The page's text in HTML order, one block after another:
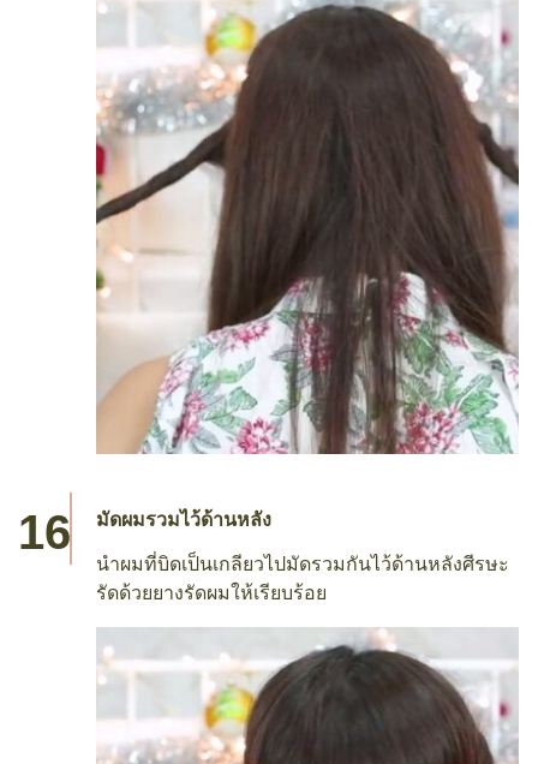
มัดผมรวมไว้ด้านหลัง
นำผมที่บิดเป็นเกลียวไปมัดรวมกันไว้ด้านหลังศีรษะ
รัดด้วยยางรัดผมให้เรียบร้อย